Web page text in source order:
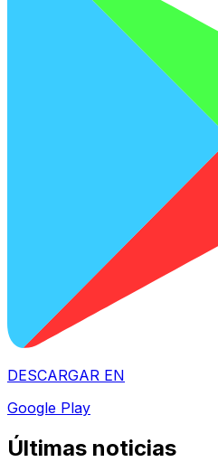
DESCARGAR EN
Google Play
Últimas noticias